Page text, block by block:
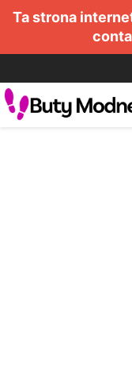
Ta strona